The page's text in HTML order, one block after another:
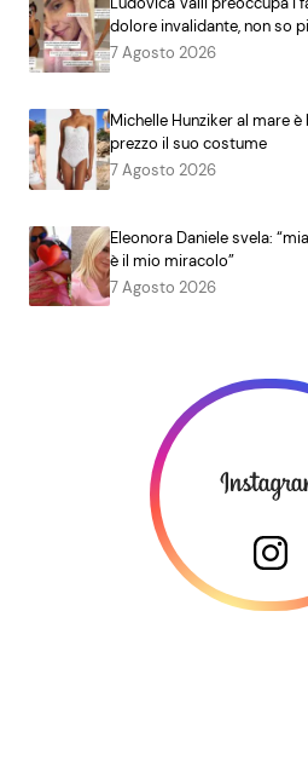
dolore invalidante, non so
7 Agosto 2026
Michelle Hunziker al mare
prezzo il suo costume
7 Agosto 2026
Eleonora Daniele svela:
è il mio miracolo”
7 Agosto 2026